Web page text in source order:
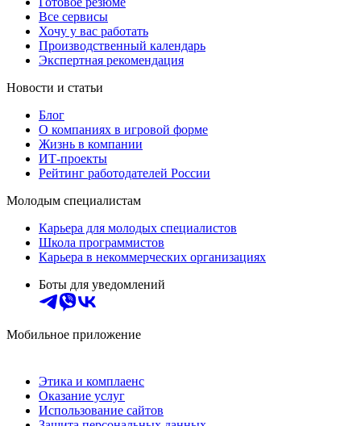
Все сервисы
Хочу у вас работать
Производственный календарь
Экспертная рекомендация
Новости и статьи
Блог
О компаниях в игровой форме
Жизнь в компании
ИТ-проекты
Рейтинг работодателей России
Молодым специалистам
Карьера для молодых специалистов
Школа программистов
Карьера в некоммерческих организациях
Боты для уведомлений
Мобильное приложение
Этика и комплаенс
Оказание услуг
Использование сайтов